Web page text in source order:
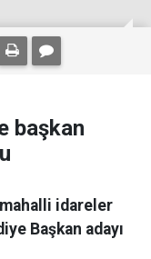
başkan
idareler
Başkan adayı